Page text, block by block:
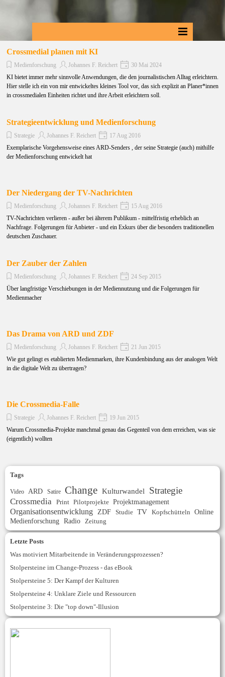
Crossmedial planen mit KI
Medienforschung Johannes F. Reichert
30 Mai 2024
KI bietet immer mehr sinnvolle Anwendungen, die den journalistischen Alltag erleichtern.
Hier stelle ich ein von mir entwickeltes kleines Tool vor, das sich explizit an Planer*innen
in crossmedialen Einheiten richtet und ihre Arbeit erleichtern soll.
Strategieentwicklung und Medienforschung
Strategie Johannes F. Reichert
17 Aug 2016
Exemplarische Vorgehensweise eines ARD-Senders , der seine Strategie (auch) mithilfe
der Medienforschung entwickelt hat
Der Niedergang der TV-Nachrichten
Medienforschung Johannes F. Reichert
15 Aug 2016
TV-Nachrichten verlieren - außer bei älterem Publikum - mittelfristig erheblich an
Nachfrage. Folgerungen für Anbieter - und ein Exkurs über die besonders traditionellen
deutschen Zuschauer.
Der Zauber der Zahlen
Medienforschung Johannes F. Reichert
24 Sep 2015
Über langfristige Verschiebungen in der Mediennutzung und die Folgerungen für
Medienmacher
Das Drama von ARD und ZDF
Medienforschung Johannes F. Reichert
21 Jun 2015
Wie gut gelingt es etablierten Medienmarken, ihre Kundenbindung aus der analogen Welt
in die digitale Welt zu übertragen?
Die Crossmedia-Falle
Strategie Johannes F. Reichert
19 Jun 2015
Warum Crossmedia-Projekte manchmal genau das Gegenteil von dem erreichen, was sie
(eigentlich) wollten
Tags
Video ARD Satire Change Kulturwandel Strategie
Crossmedia Print Pilotprojekte Projektmanagement
Organisationsentwicklung ZDF Studie TV Kopfschütteln Online
Medienforschung Radio Zeitung
Letzte Posts
Was motiviert Mitarbeitende in Veränderungsprozessen?
Stolpersteine im Change-Prozess - das eBook
Stolpersteine 5: Der Kampf der Kulturen
Stolpersteine 4: Unklare Ziele und Ressourcen
Stolpersteine 3: Die "top down"-Illusion